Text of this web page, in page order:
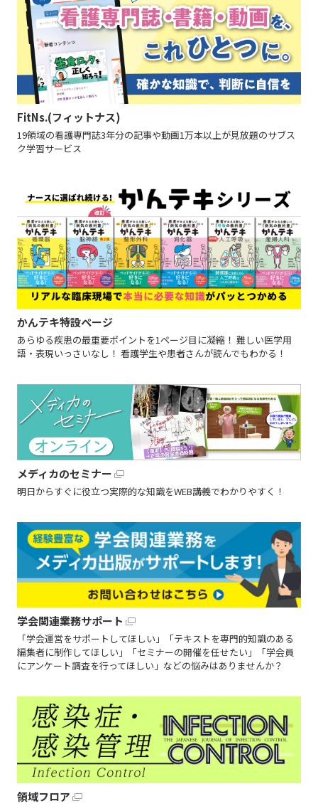
FitNs.(フィットナス)
19領域の看護専門誌3年分の記事や動画1万本以上が見放題のサブス
ク学習サービス
かんテキ特設ページ
あらゆる疾患の最重要ポイントを1ページ目に凝縮！ 難しい医学用
語・表現いっさいなし！ 看護学生や患者さんが読んでもわかる！
メディカのセミナー
明日からすぐに役立つ実際的な知識をWEB講義でわかりやすく！
学会関連業務サポート
「学会運営をサポートしてほしい」「テキストを専門的知識のある
編集者に制作してほしい」「セミナーの開催を任せたい」「学会員
にアンケート調査を行ってほしい」などの悩みはありませんか？
領域フロア